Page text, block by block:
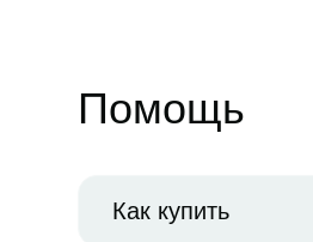
Помощь
Как купить